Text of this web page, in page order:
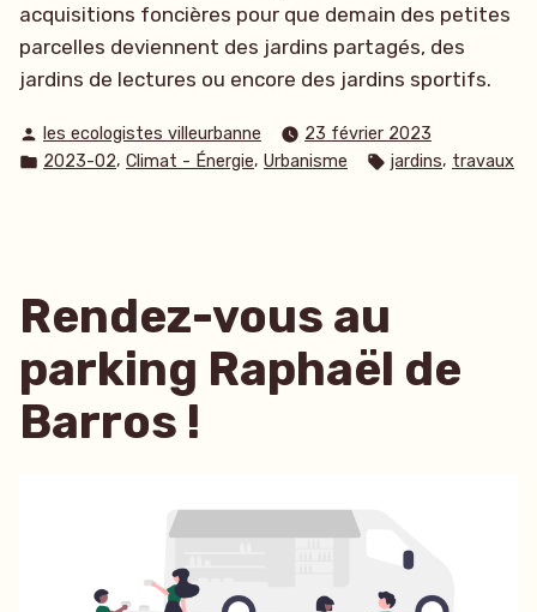
acquisitions foncières pour que demain des petites
parcelles deviennent des jardins partagés, des
jardins de lectures ou encore des jardins sportifs.
Publié
par
les ecologistes villeurbanne
23 février 2023
Publié
2023-02, Climat - Énergie, Urbanisme Étiquettes :
jardins, travaux
Rendez-vous au
parking Raphaël de
Barros !